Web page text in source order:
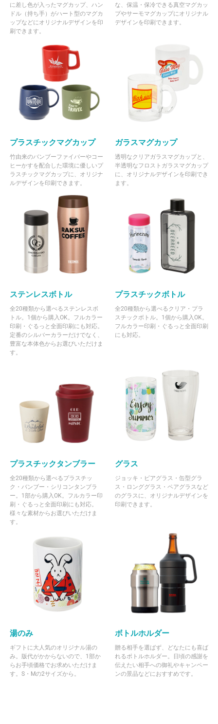
に差し色が入ったマグカップ、ハン
ドル（持ち手）がハート型のマグカ
ップなどにオリジナルデザインを印
刷できます。
な、保温・保冷できる真空マグカッ
プやサーモマグカップにオリジナル
デザインを印刷できます。
プラスチックマグカップ
竹由来のバンブーファイバーやコー
ヒーかすを配合した環境に優しいプ
ラスチックマグカップに、オリジナ
ルデザインを印刷できます。
ガラスマグカップ
透明なクリアガラスマグカップと、
半透明なフロストガラスマグカップ
に、オリジナルデザインを印刷でき
ます。
ステンレスボトル
全20種類から選べるステンレスボ
トル。1個から購入OK。フルカラー
印刷・ぐるっと全面印刷にも対応。
定番のシルバーカラーだけでなく、
豊富な本体色からお選びいただけま
す。
プラスチックボトル
全20種類から選べるクリア・プラ
スチックボトル。1個から購入OK。
フルカラー印刷・ぐるっと全面印刷
にも対応。
プラスチックタンブラー
全20種類から選べるプラスチッ
ク・バンブー・シリコンタンブラ
ー。1部から購入OK。フルカラー印
刷・ぐるっと全面印刷にも対応。
様々な素材からお選びいただけま
す。
グラス
ジョッキ・ビアグラス・缶型グラ
ス・ロンググラス・ペアグラスなど
のグラスに、オリジナルデザインを
印刷できます。
湯のみ
ギフトに大人気のオリジナル湯の
み。版代がかからないので、1部か
らお手頃価格でお求めいただけま
す。S・Mの2サイズから。
ボトルホルダー
贈る相手を選ばず、どなたにも喜ば
れるボトルホルダー。日頃の感謝を
伝えたい相手への御礼やキャンペー
ンの景品などにおすすめです。